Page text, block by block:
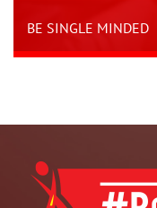
BE SINGLE MINDED